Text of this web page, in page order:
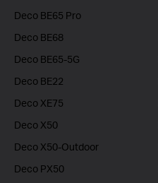
Deco BE65 Pro
Deco BE68
Deco BE65-5G
Deco BE22
Deco XE75
Deco X50
Deco X50-Outdoor
Deco PX50